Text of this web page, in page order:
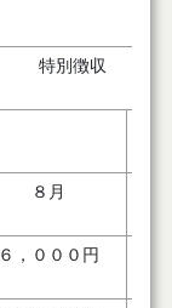
特別徴収 ２年
８月
６，０００円